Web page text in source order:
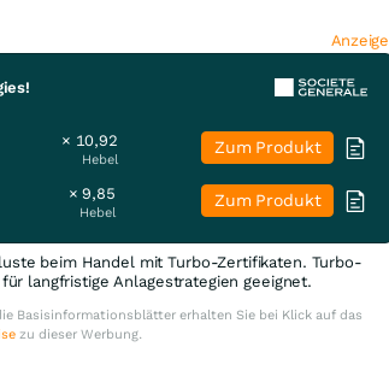
Anzeige
× 10,92
Hebel
Zum Produkt
× 9,85
Hebel
Zum Produkt
beim Handel mit Turbo-Zertifikaten. Turbo-
langfristige Anlagestrategien geeignet.
Basisinformationsblätter erhalten Sie bei Klick auf das
zu dieser Werbung.